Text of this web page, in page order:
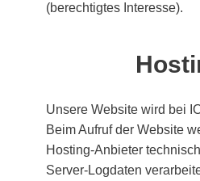
(berechtigtes Interesse).
Unsere Website wird bei
Beim Aufruf der Website
Hosting-Anbieter
Server-Logdaten